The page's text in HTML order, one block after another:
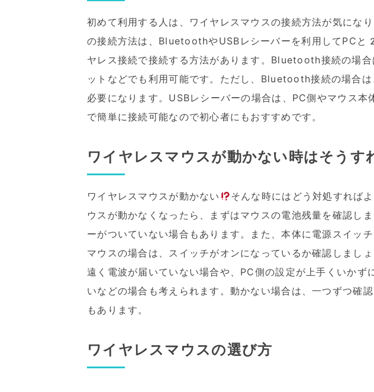
初めて利用する人は、ワイヤレスマウスの接続方法が気にな
の接続方法は、BluetoothやUSBレシーバーを利用してPC
ヤレス接続で接続する方法があります。Bluetooth接続の場
ットなどでも利用可能です。ただし、Bluetooth接続の場合
必要になります。USBレシーバーの場合は、PC側やマウス本
で簡単に接続可能なので初心者にもおすすめです。
ワイヤレスマウスが動かない時はそうす
ワイヤレスマウスが動かない
そんな時にはどう対処すれば
ウスが動かなくなったら、まずはマウスの電池残量を確認し
ーがついていない場合もあります。また、本体に電源スイッ
マウスの場合は、スイッチがオンになっているか確認しまし
遠く電波が届いていない場合や、PC側の設定が上手くいかず
いなどの場合も考えられます。動かない場合は、一つずつ確
もあります。
ワイヤレスマウスの選び方